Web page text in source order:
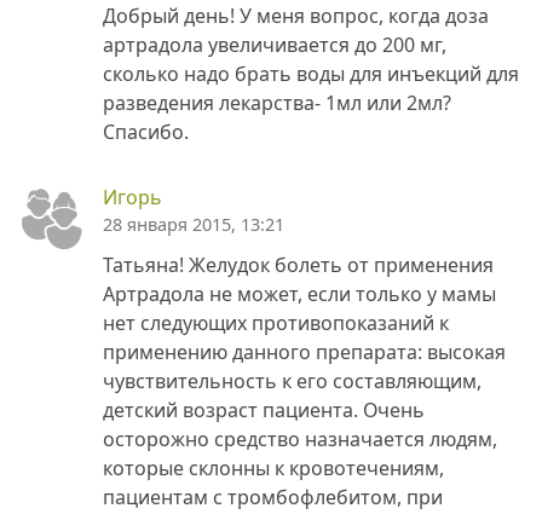
Добрый день! У меня вопрос, когда доза
артрадола увеличивается до 200 мг,
сколько надо брать воды для инъекций для
разведения лекарства- 1мл или 2мл?
Спасибо.
Игорь
28 января 2015, 13:21
Татьяна! Желудок болеть от применения
Артрадола не может, если только у мамы
нет следующих противопоказаний к
применению данного препарата: высокая
чувствительность к его составляющим,
детский возраст пациента. Очень
осторожно средство назначается людям,
которые склонны к кровотечениям,
пациентам с тромбофлебитом, при